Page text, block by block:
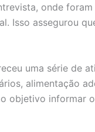
onde
Isso assegurou
uma série de
alimentação
objetivo informar